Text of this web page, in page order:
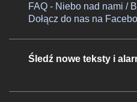
FAQ - Niebo nad nami /
Dołącz do nas na
Śledź nowe teksty i